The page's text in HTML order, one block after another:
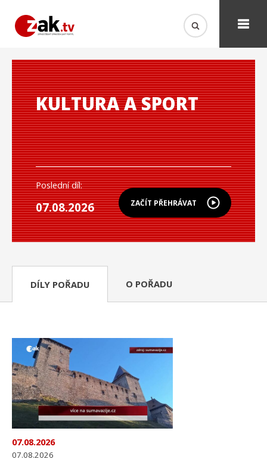
KULTURA A SPORT
ZAČÍT PŘEHRÁVAT
Poslední díl:
07.08.2026
DÍLY POŘADU O POŘADU
07.08.2026
07.08.2026